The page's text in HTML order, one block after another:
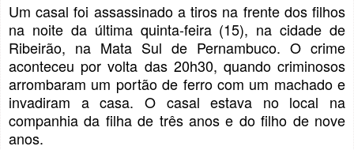
Um casal foi assassinado a tiros na frente dos filhos
na noite da última quinta-feira (15), na cidade de
Ribeirão, na Mata Sul de Pernambuco. O crime
aconteceu por volta das 20h30, quando criminosos
arrombaram um portão de ferro com um machado e
invadiram a casa. O casal estava no local na
companhia da filha de três anos e do filho de nove
anos.